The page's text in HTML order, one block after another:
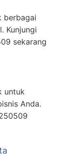
berbagai
Kunjungi
sekarang
untuk
Anda.